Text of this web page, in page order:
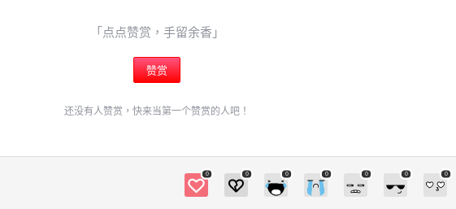
「点点赞赏，手留余香」
赞赏
还没有人赞赏，快来当第一个赞赏的人吧！
0 0 0 0 0 0 0